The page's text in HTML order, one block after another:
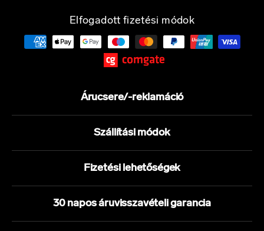
Elfogadott fizetési módok
Árucsere/-reklamáció
Szállítási módok
Fizetési lehetőségek
30 napos áruvisszavételi garancia